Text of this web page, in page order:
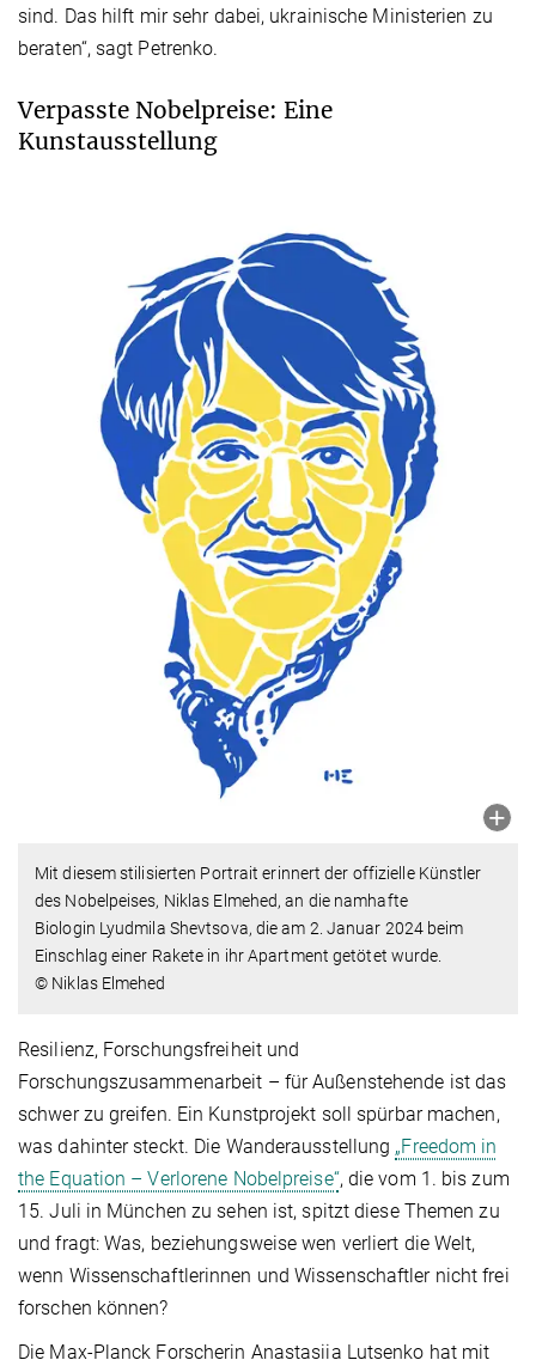
sind. Das hilft mir sehr dabei, ukrainische Ministerien zu
beraten“, sagt Petrenko.
Verpasste Nobelpreise: Eine
Kunstausstellung
Mit diesem stilisierten Portrait erinnert der offizielle Künstler
des Nobelpeises, Niklas Elmehed, an die namhafte
Biologin Lyudmila Shevtsova, die am 2. Januar 2024 beim
Einschlag einer Rakete in ihr Apartment getötet wurde.
© Niklas Elmehed
Resilienz, Forschungsfreiheit und
Forschungszusammenarbeit – für Außenstehende ist das
schwer zu greifen. Ein Kunstprojekt soll spürbar machen,
was dahinter steckt. Die Wanderausstellung „Freedom in
the Equation – Verlorene Nobelpreise“, die vom 1. bis zum
15. Juli in München zu sehen ist, spitzt diese Themen zu
und fragt: Was, beziehungsweise wen verliert die Welt,
wenn Wissenschaftlerinnen und Wissenschaftler nicht frei
forschen können?
Die Max-Planck Forscherin Anastasiia Lutsenko hat mit